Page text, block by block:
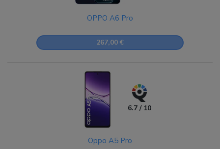
OPPO A6 Pro
267,00 €
6.7 / 10
Oppo A5 Pro